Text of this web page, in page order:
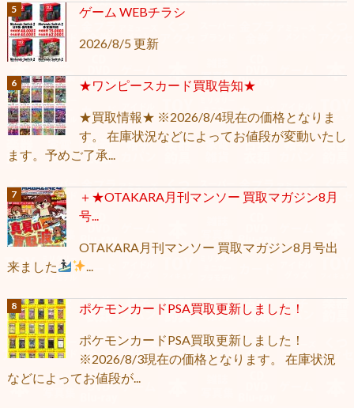
ゲーム WEBチラシ
2026/8/5 更新
★ワンピースカード買取告知★
★買取情報★ ※2026/8/4現在の価格となりま
す。 在庫状況などによってお値段が変動いたし
ます。予めご了承...
＋★OTAKARA月刊マンソー 買取マガジン8月
号...
OTAKARA月刊マンソー 買取マガジン8月号出
来ました
ポケモンカードPSA買取更新しました！
ポケモンカードPSA買取更新しました！
※2026/8/3現在の価格となります。 在庫状況
などによってお値段が...